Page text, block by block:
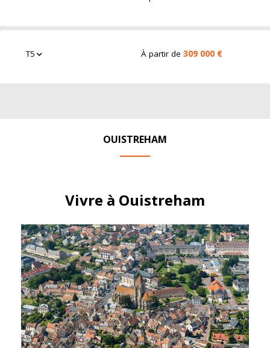
T5 À partir de309 000 €
OUISTREHAM
Vivre à Ouistreham